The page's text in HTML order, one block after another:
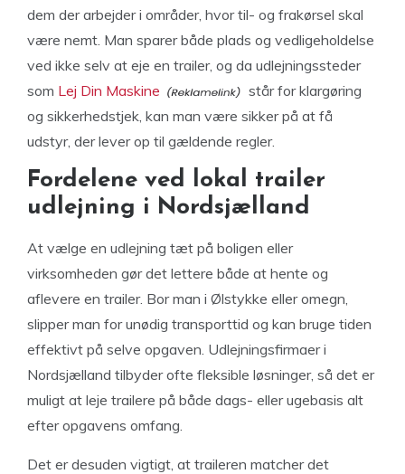
dem der arbejder i områder, hvor til- og frakørsel skal
være nemt. Man sparer både plads og vedligeholdelse
ved ikke selv at eje en trailer, og da udlejningssteder
som Lej Din Maskine
står for klargøring
og sikkerhedstjek, kan man være sikker på at få
udstyr, der lever op til gældende regler.
Fordelene ved lokal trailer
udlejning i Nordsjælland
At vælge en udlejning tæt på boligen eller
virksomheden gør det lettere både at hente og
aflevere en trailer. Bor man i Ølstykke eller omegn,
slipper man for unødig transporttid og kan bruge tiden
effektivt på selve opgaven. Udlejningsfirmaer i
Nordsjælland tilbyder ofte fleksible løsninger, så det er
muligt at leje trailere på både dags- eller ugebasis alt
efter opgavens omfang.
Det er desuden vigtigt, at traileren matcher det